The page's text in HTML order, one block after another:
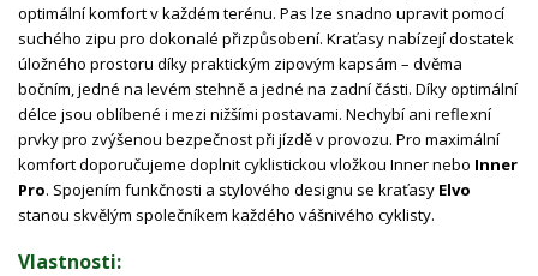
optimální komfort v každém terénu. Pas lze snadno upravit pomocí
suchého zipu pro dokonalé přizpůsobení. Kraťasy nabízejí dostatek
úložného prostoru díky praktickým zipovým kapsám – dvěma
bočním, jedné na levém stehně a jedné na zadní části. Díky optimální
délce jsou oblíbené i mezi nižšími postavami. Nechybí ani reflexní
prvky pro zvýšenou bezpečnost při jízdě v provozu. Pro maximální
komfort doporučujeme doplnit cyklistickou vložkou Inner nebo Inner
Pro. Spojením funkčnosti a stylového designu se kraťasy Elvo
stanou skvělým společníkem každého vášnivého cyklisty.
Vlastnosti: